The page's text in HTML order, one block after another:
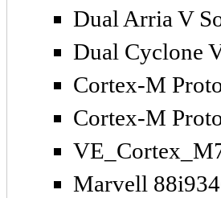
Dual Arria V
Dual Cyclone
Cortex-M
Cortex-M
Marvell